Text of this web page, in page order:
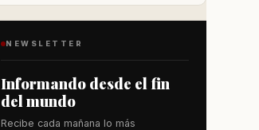
NEWSLETTER
Informando desde el fin
del mundo
Recibe cada mañana lo más